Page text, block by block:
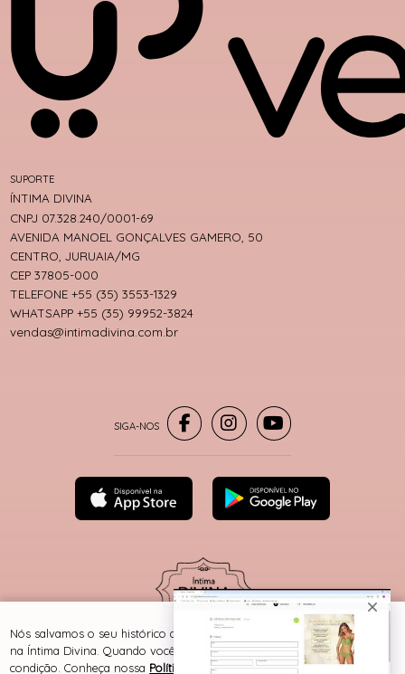
SUPORTE
ÍNTIMA DIVINA
CNPJ 07.328.240/0001-69
AVENIDA MANOEL GONÇALVES GAMERO, 50
CENTRO, JURUAIA/MG
CEP 37805-000
TELEFONE +55 (35) 3553-1329
WHATSAPP +55 (35) 99952-3824
vendas@intimadivina.com.br
® TODOS DIREITOS RESERVADOS
Nós salvamos o seu histórico de uso pra oferecer a melhor experiência
na Íntima Divina. Quando você navega no nosso site, aceita esta
condição. Conheça nossa Política de Cookies e Privacidade.